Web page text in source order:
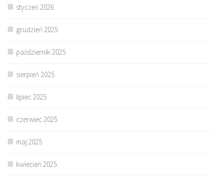
styczeń 2026
grudzień 2025
październik 2025
sierpień 2025
lipiec 2025
czerwiec 2025
maj 2025
kwiecień 2025